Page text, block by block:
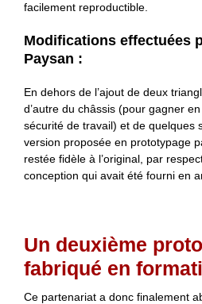
facilement reproductible.
Modifications effectuées
Paysan :
En dehors de l’ajout de deux
d’autre du châssis (pour gagner
sécurité de travail) et de quelques
version proposée en prototypage
restée fidèle à l’original, par
conception qui avait été fourni en
Un deuxième
fabriqué en
Ce partenariat a donc finalement